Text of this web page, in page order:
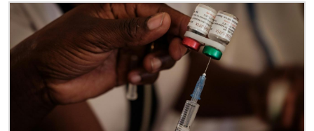
Imagen